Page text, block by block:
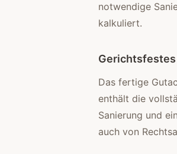
notwendige
kalkuliert.
Das fertige
enthält die
Sanierung und
auch von